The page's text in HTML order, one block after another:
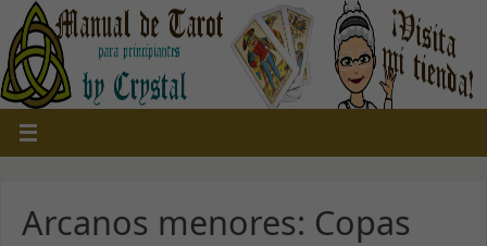
Arcanos menores: Copas